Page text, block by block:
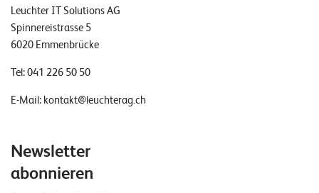
Leuchter IT Solutions AG
Spinnereistrasse 5
6020 Emmenbrücke
Tel:041 226 50 50
E-Mail: kontakt@leuchterag.ch
Newsletter
abonnieren